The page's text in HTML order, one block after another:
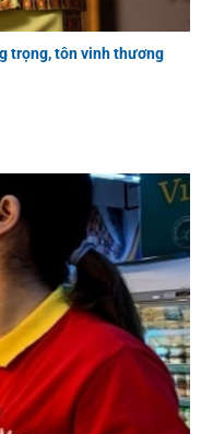
trọng, tôn vinh thương